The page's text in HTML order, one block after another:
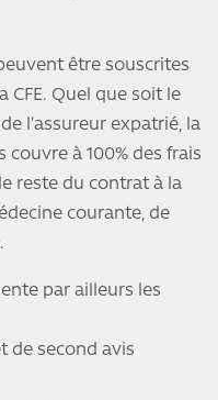
être souscrites
CFE. Quel que soit le
l’assureur expatrié, la
à 100% des frais
reste du contrat à la
courante, de
par ailleurs les
de second avis